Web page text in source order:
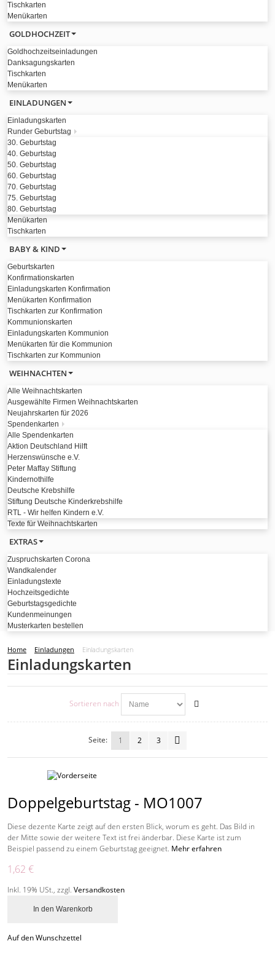
Tischkarten
Menükarten
GOLDHOCHZEIT
Goldhochzeitseinladungen
Danksagungskarten
Tischkarten
Menükarten
EINLADUNGEN
Einladungskarten
Runder Geburtstag
30. Geburtstag
40. Geburtstag
50. Geburtstag
60. Geburtstag
70. Geburtstag
75. Geburtstag
80. Geburtstag
Menükarten
Tischkarten
BABY & KIND
Geburtskarten
Konfirmationskarten
Einladungskarten Konfirmation
Menükarten Konfirmation
Tischkarten zur Konfirmation
Kommunionskarten
Einladungskarten Kommunion
Menükarten für die Kommunion
Tischkarten zur Kommunion
WEIHNACHTEN
Alle Weihnachtskarten
Ausgewählte Firmen Weihnachtskarten
Neujahrskarten für 2026
Spendenkarten
Alle Spendenkarten
Aktion Deutschland Hilft
Herzenswünsche e.V.
Peter Maffay Stiftung
Kindernothilfe
Deutsche Krebshilfe
Stiftung Deutsche Kinderkrebshilfe
RTL - Wir helfen Kindern e.V.
Texte für Weihnachtskarten
EXTRAS
Zuspruchskarten Corona
Wandkalender
Einladungstexte
Hochzeitsgedichte
Geburtstagsgedichte
Kundenmeinungen
Musterkarten bestellen
Home Einladungen Einladungskarten
Einladungskarten
Sortieren nach
Seite: 1 2 3
Doppelgeburtstag - MO1007
Diese dezente Karte zeigt auf den ersten Blick, worum es geht. Das Bild in
der Mitte sowie der weitere Text ist frei änderbar. Diese Karte ist zum
Beispiel passend zu einem Geburtstag geeignet. Mehr erfahren
1,62 €
Inkl. 19% USt., zzgl. Versandkosten
In den Warenkorb
Auf den Wunschzettel